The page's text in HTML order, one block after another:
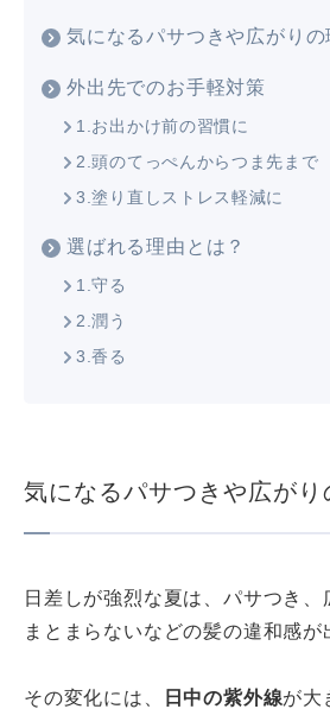
気になるパサつきや広がりの
外出先でのお手軽対策
1.お出かけ前の習慣に
2.頭のてっぺんからつま先まで
3.塗り直しストレス軽減に
選ばれる理由とは？
1.守る
2.潤う
3.香る
気になるパサつきや広がり
日差しが強烈な夏は、パサつき、
まとまらないなどの髪の違和感が
その変化には、 日中の紫外線が大